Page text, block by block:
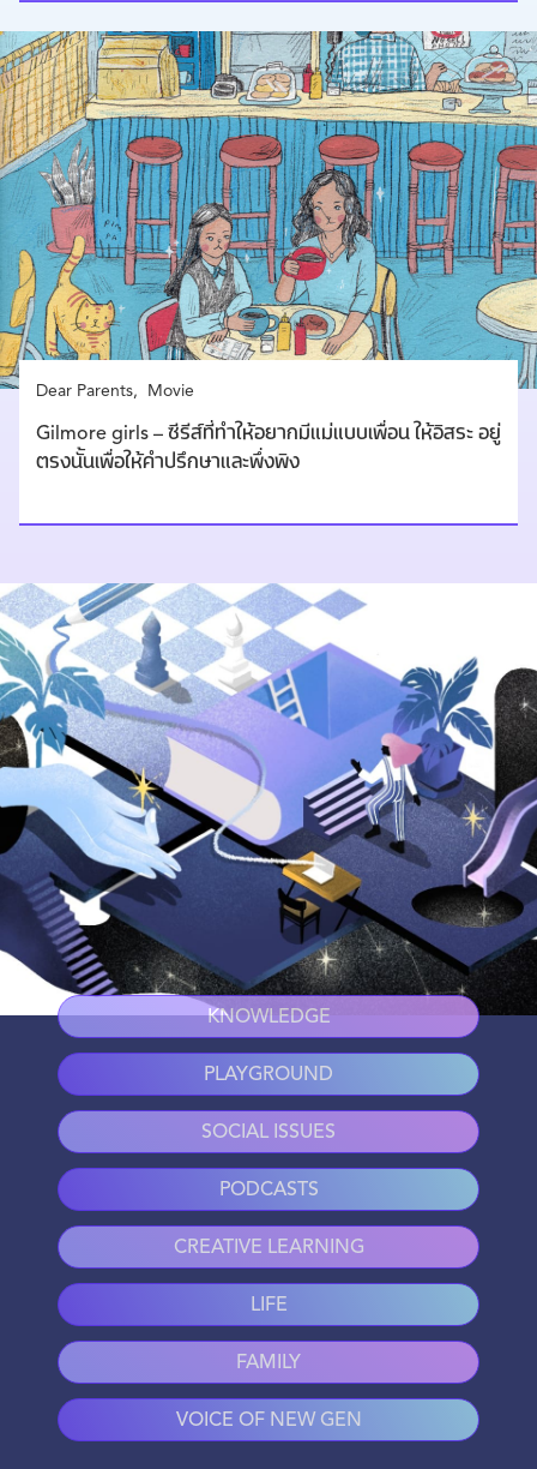
Dear Parents Movie
Gilmore girls – ซีรีส์ที่ทำให้อยากมีแม่แบบเพื่อน ให้อิสระ อยู่
ตรงนั้นเพื่อให้คำปรึกษาและพึ่งพิง
KNOWLEDGE
PLAYGROUND
SOCIAL ISSUES
PODCASTS
CREATIVE LEARNING
LIFE
FAMILY
VOICE OF NEW GEN